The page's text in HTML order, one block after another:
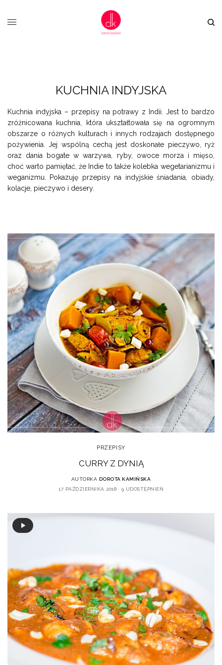
KUCHNIA INDYJSKA
Kuchnia indyjska – przepisy na potrawy z Indii. Jest to bardzo
zróżnicowana kuchnia, która ukształtowała się na ogromnym
obszarze o różnych kulturach i innych rodzajach dostępnego
pożywienia. Jej wspólną cechą jest doskonałe pieczywo, ryż
oraz dania bogate w warzywa, ryby, owoce morza i mięso,
choć warto pamiętać, że Indie to także kolebka wegetarianizmu i
weganizmu. Pokazuję przepisy na indyjskie śniadania, obiady,
kolacje, pieczywo i desery.
PRZEPISY
CURRY Z DYNIĄ
AUTORKA DOROTA KAMIŃSKA
17 PAŹDZIERNIKA 2018
9 UDOSTĘPNIEŃ